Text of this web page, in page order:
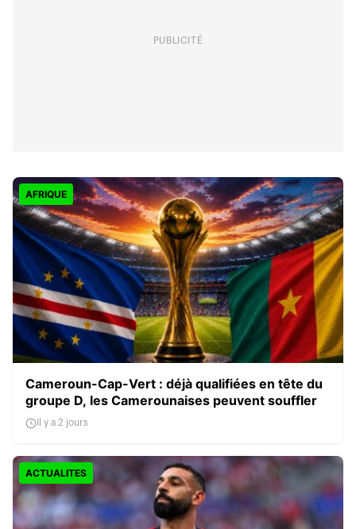
PUBLICITÉ
AFRIQUE
Cameroun-Cap-Vert : déjà qualifiées en tête du
groupe D, les Camerounaises peuvent souffler
Il y a 2 jours
ACTUALITES